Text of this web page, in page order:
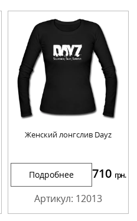
Женский лонгслив Dayz
Подробнее 710 грн.
Артикул: 12013